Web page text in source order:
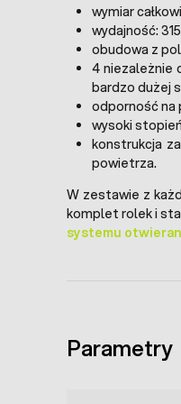
wymiar
wydajność:
obudowa z
4 niezależnie
bardzo dużej
odporność na
wysoki
konstrukcja
powietrza.
W zestawie z
komplet rolek i
systemu
Parametry